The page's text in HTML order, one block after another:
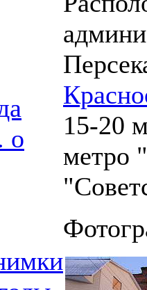
о
15-20
метро